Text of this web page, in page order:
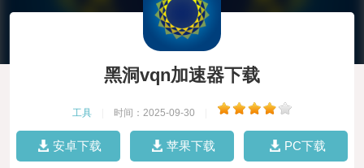
黑洞vqn加速器下载
工具 时间：2025-09-30
安卓下载 苹果下载 PC下载